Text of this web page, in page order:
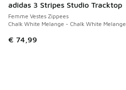
adidas 3 Stripes Studio Tracktop
Femme Vestes Zippees
Chalk White Melange - Chalk White Melange
€ 74,99